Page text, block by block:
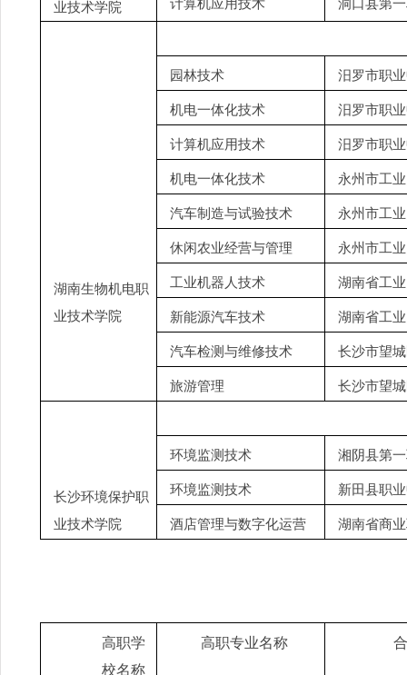
业技术学院 计算机应用技术 洞口县第
湖南生物机电职
业技术学院
园林技术 汨罗市职
机电一体化技术 汨罗市职
计算机应用技术 汨罗市职
机电一体化技术 永州市工
汽车制造与试验技术 永州市工
休闲农业经营与管理 永州市工
工业机器人技术 湖南省工
新能源汽车技术 湖南省工
汽车检测与维修技术 长沙市望
旅游管理 长沙市望
长沙环境保护职
业技术学院
环境监测技术 湘阴县第
环境监测技术 新田县职
酒店管理与数字化运营 湖南省商
高职学
校名称
高职专业名称